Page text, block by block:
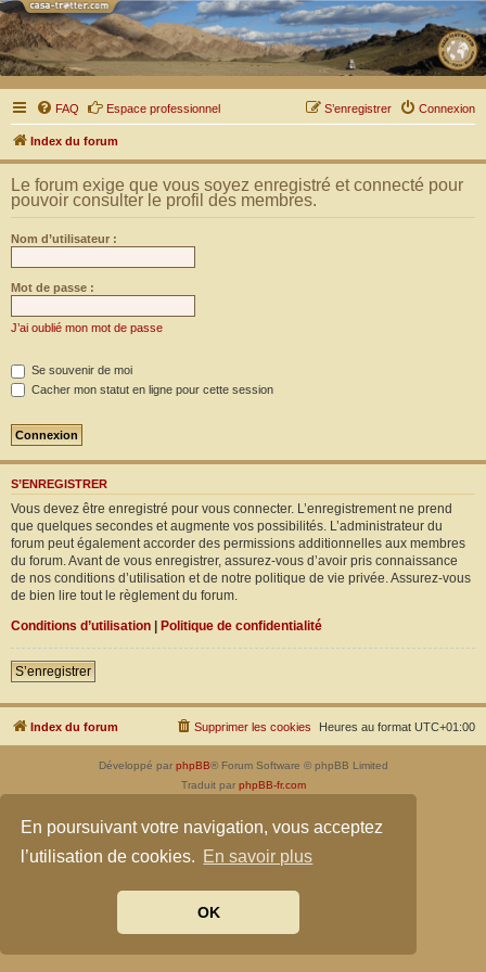
En poursuivant votre navigation, vous acceptez
l’utilisation de cookies. En savoir plus
OK
FAQ Espace professionnel Connexion
S’enregistrer
Index du forum
Le forum exige que vous soyez enregistré et connecté pour
pouvoir consulter le profil des membres.
Nom d’utilisateur :
Mot de passe :
J’ai oublié mon mot de passe
Se souvenir de moi
Cacher mon statut en ligne pour cette session
S’ENREGISTRER
Vous devez être enregistré pour vous connecter. L’enregistrement ne prend
que quelques secondes et augmente vos possibilités. L’administrateur du
forum peut également accorder des permissions additionnelles aux membres
du forum. Avant de vous enregistrer, assurez-vous d’avoir pris connaissance
de nos conditions d’utilisation et de notre politique de vie privée. Assurez-vous
de bien lire tout le règlement du forum.
Conditions d’utilisation | Politique de confidentialité
S’enregistrer
Index du forum Heures au format UTC+01:00
Supprimer les cookies
Développé par phpBB® Forum Software © phpBB Limited
Traduit par phpBB-fr.com